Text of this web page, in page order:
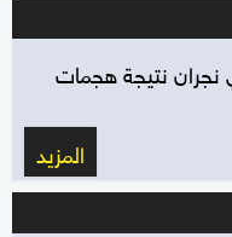
11 مدنياً في نجران نتيجة هجمات
المزيد